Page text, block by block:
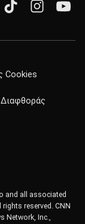
Cookies
Διαφθοράς
and all associated
reserved. CNN
Network, Inc.,